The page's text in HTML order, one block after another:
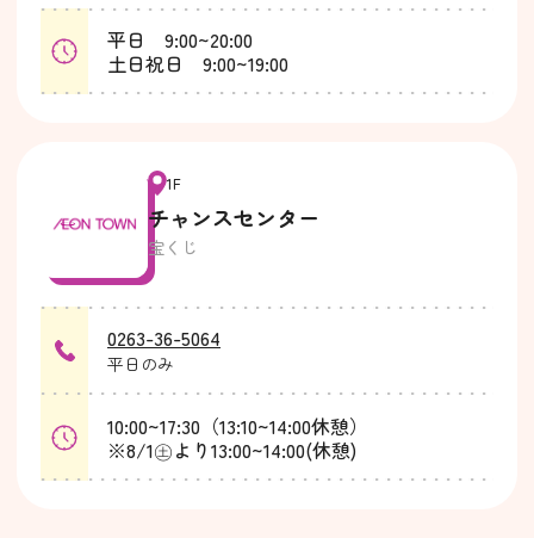
平日 9:00~20:00
土日祝日 9:00~19:00
1F
チャンスセンター
宝くじ
0263-36-5064
平日のみ
10:00~17:30（13:10~14:00休憩）
※8/1㊏より13:00~14:00(休憩)